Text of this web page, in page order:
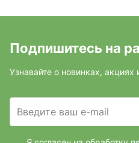
Подпишитесь на
Узнавайте о новинках,
Введите ваш e-mail